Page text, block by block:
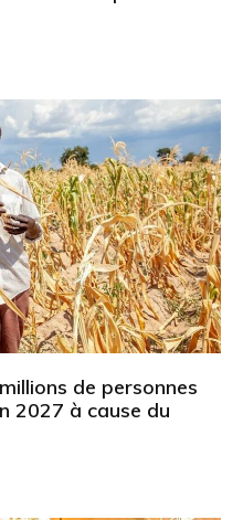
de personnes
2027 à cause du